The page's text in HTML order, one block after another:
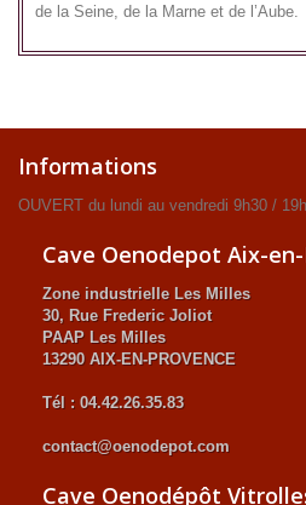
de la Seine, de la Marne et de l’Aube.
Informations
OUVERT du lundi au vendredi 9h30 /
Cave Oenodepot Aix-
Zone industrielle Les Milles
30, Rue Frederic Joliot
PAAP Les Milles
13290 AIX-EN-PROVENCE
Tél : 04.42.26.35.83
contact@oenodepot.com
Cave Oenodépôt